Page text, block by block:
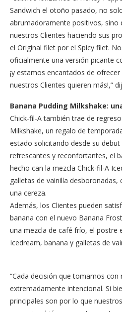
Sandwich el otoño pasado, no
abrumadoramente positivos, sino
nuestros Clientes haciendo sus
el Original filet por el Spicy filet.
oficialmente una versión picante
¡y estamos encantados de
nuestros Clientes quieren más!,”
Banana Pudding Milkshake:
Chick-fil-A también trae de
Milkshake, un regalo de
estado solicitando desde su
refrescantes y reconfortantes, el
hecho can la mezcla Chick-fil-A
galletas de vainilla
una cereza.
Además, los Clientes pueden
banana con el nuevo Banana
una mezcla de café frío, el postre
Icedream, banana y galletas de
“Cada decisión que tomamos
extremadamente intencional. Si
principales son por lo que